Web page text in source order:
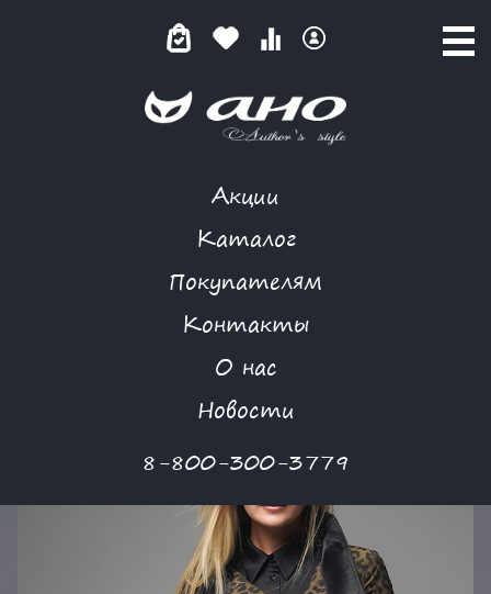
Акции
Каталог
Покупателям
Контакты
О нас
Новости
8-800-300-3779
ЛЕОПАРД.ШИК